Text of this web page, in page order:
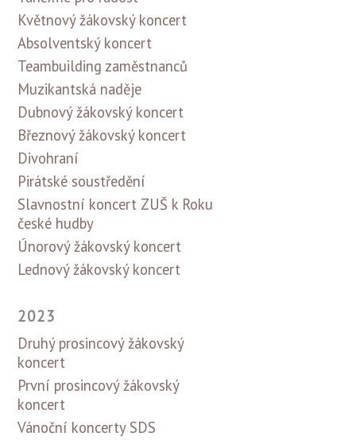
Květnový žákovský koncert
Absolventský koncert
Teambuilding zaměstnanců
Muzikantská naděje
Dubnový žákovský koncert
Březnový žákovský koncert
Divohraní
Pirátské soustředění
Slavnostní koncert ZUŠ k Roku
české hudby
Únorový žákovský koncert
Lednový žákovský koncert
2023
Druhý prosincový žákovský
koncert
První prosincový žákovský
koncert
Vánoční koncerty SDS